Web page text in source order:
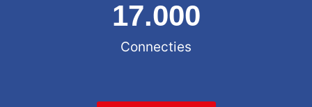
Connecties
17.000